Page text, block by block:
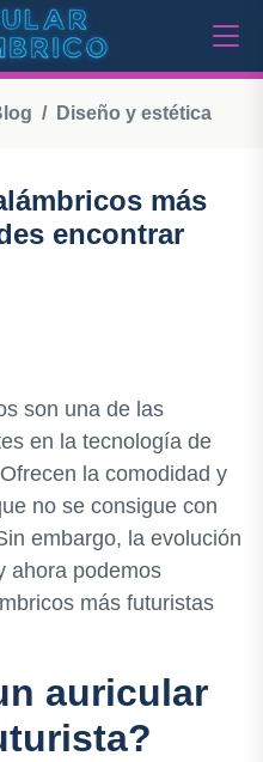
Diseño y estética
más
encontrar
son una de las
en la tecnología de
la comodidad y
no se consigue con
embargo, la evolución
ahora podemos
más futuristas
auricular